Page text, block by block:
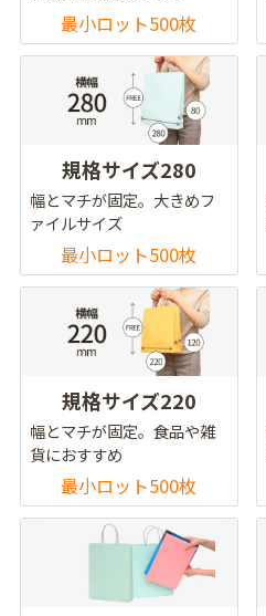
最小ロット500枚
規格サイズ280
幅とマチが固定。大きめフ
ァイルサイズ
最小ロット500枚
規格サイズ220
幅とマチが固定。食品や雑
貨におすすめ
最小ロット500枚